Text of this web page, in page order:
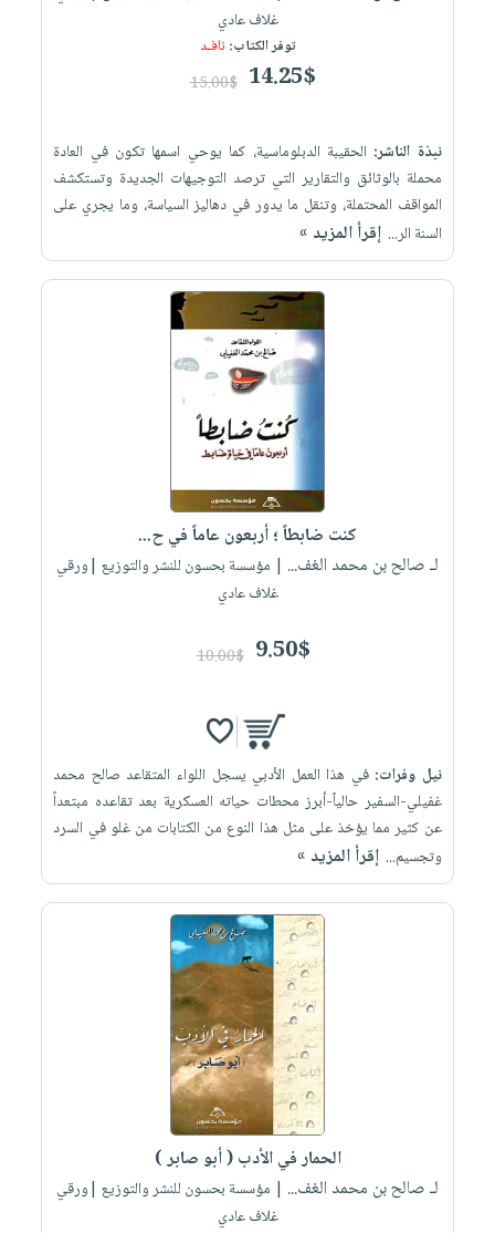
غلاف عادي
توفر الكتاب: نافـد
14.25$
15.00$
نبذة الناشر: الحقيبة الدبلوماسية، كما يوحي اسمها تكون في العادة
محملة بالوثائق والتقارير التي ترصد التوجيهات الجديدة وتستكشف
المواقف المحتملة، وتنقل ما يدور في دهاليز السياسة، وما يجري على
السنة الر... إقرأ المزيد »
كنت ضابطاً ؛ أربعون عاماً في ح...
لـ صالح بن محمد الغف... | مؤسسة بحسون للنشر والتوزيع |ورقي
غلاف عادي
9.50$
10.00$
نيل وفرات:في هذا العمل الأدبي يسجل اللواء المتقاعد صالح محمد
غفيلي-السفير حالياً-أبرز محطات حياته العسكرية بعد تقاعده مبتعداً
عن كثير مما يؤخذ على مثل هذا النوع من الكتابات من غلو في السرد
وتجسيم... إقرأ المزيد »
الحمار في الأدب ( أبو صابر )
لـ صالح بن محمد الغف... | مؤسسة بحسون للنشر والتوزيع |ورقي
غلاف عادي